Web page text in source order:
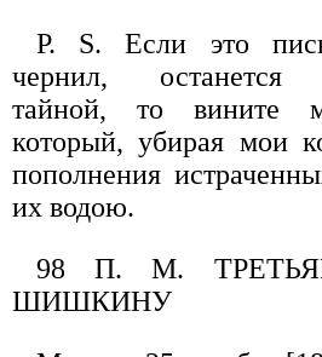
Р. S. Если это
чернил, останется
тайной, то вините
который, убирая мои
пополнения
их водою.
98 П. М.
ШИШКИНУ